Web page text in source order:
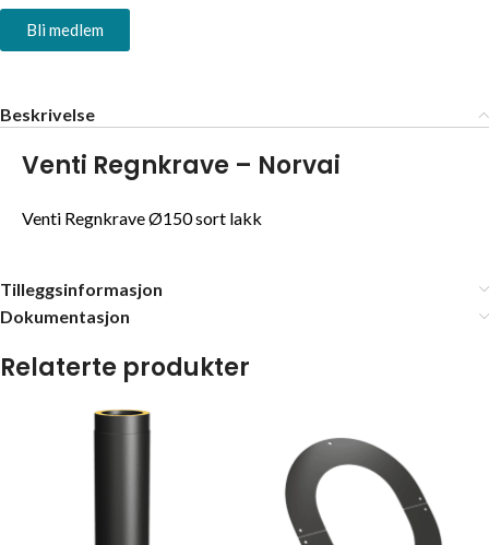
Bli medlem
Beskrivelse
Venti Regnkrave – Norvai
Venti Regnkrave Ø150 sort lakk
Tilleggsinformasjon
Dokumentasjon
Relaterte produkter